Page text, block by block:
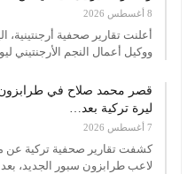
8 أغسطس 2026
أعلنت تقارير صحفية
ووكيل أعمال النجم
ليرة تركية بعد…
7 أغسطس 2026
كشفت تقارير صحفية تركية عن
لاعب طرابزون سبور الجديد،